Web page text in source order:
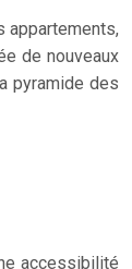
appartements,
de nouveaux
pyramide des
accessibilité